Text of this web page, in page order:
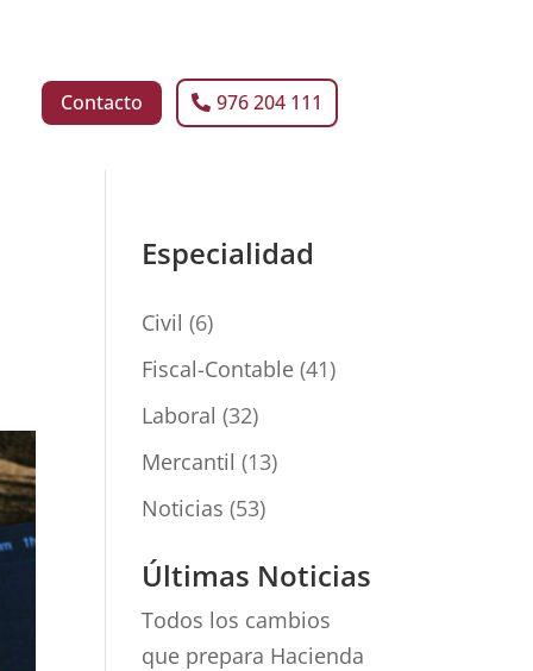
Contacto 976 204 111
Especialidad
Civil (6)
Fiscal-Contable (41)
Laboral (32)
Mercantil (13)
Noticias (53)
Últimas Noticias
Todos los cambios
que prepara Hacienda